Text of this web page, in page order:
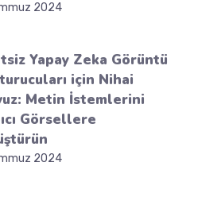
2024
Yapay Zeka Görüntü
için Nihai
Metin İstemlerini
Görsellere
2024